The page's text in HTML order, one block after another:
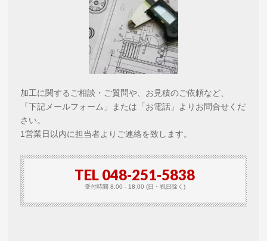
加工に関するご相談・ご質問や、お見積のご依頼など、
「下記メールフォーム」または「お電話」よりお問合せくだ
さい。
1営業日以内に担当者よりご連絡を致します。
TEL 048-251-5838
受付時間 8:00 - 18:00 (日・祝日除く)